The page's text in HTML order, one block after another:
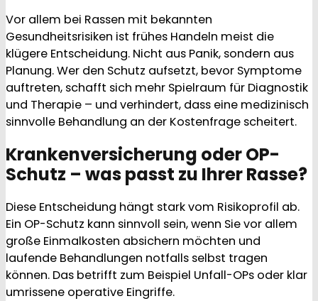
Vor allem bei Rassen mit bekannten
Gesundheitsrisiken ist frühes Handeln meist die
klügere Entscheidung. Nicht aus Panik, sondern aus
Planung. Wer den Schutz aufsetzt, bevor Symptome
auftreten, schafft sich mehr Spielraum für Diagnostik
und Therapie – und verhindert, dass eine medizinisch
sinnvolle Behandlung an der Kostenfrage scheitert.
Krankenversicherung oder OP-
Schutz – was passt zu Ihrer Rasse?
Diese Entscheidung hängt stark vom Risikoprofil ab.
Ein OP-Schutz kann sinnvoll sein, wenn Sie vor allem
große Einmalkosten absichern möchten und
laufende Behandlungen notfalls selbst tragen
können. Das betrifft zum Beispiel Unfall-OPs oder klar
umrissene operative Eingriffe.